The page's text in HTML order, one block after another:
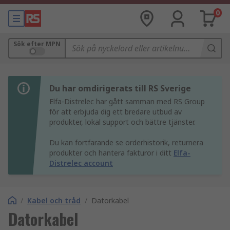
0
Sök efter MPN
Du har omdirigerats till RS Sverige
Elfa-Distrelec har gått samman med RS Group
för att erbjuda dig ett bredare utbud av
produkter, lokal support och bättre tjänster.
Du kan fortfarande se orderhistorik, returnera
produkter och hantera fakturor i ditt Elfa-
Distrelec account
/ Kabel och tråd / Datorkabel
Datorkabel